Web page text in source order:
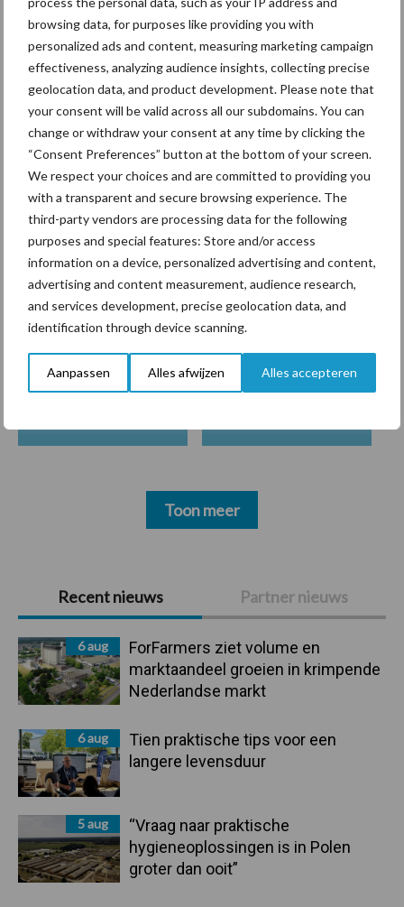
browsing data, for purposes like providing you with
personalized ads and content, measuring marketing campaign
effectiveness, analyzing audience insights, collecting precise
geolocation data, and product development. Please note that
your consent will be valid across all our subdomains. You can
change or withdraw your consent at any time by clicking the
“Consent Preferences” button at the bottom of your screen.
We respect your choices and are committed to providing you
with a transparent and secure browsing experience. The
third-party vendors are processing data for the following
purposes and special features: Store and/or access
information on a device, personalized advertising and content,
advertising and content measurement, audience research,
and services development, precise geolocation data, and
identification through device scanning.
Aanpassen Alles afwijzen Alles accepteren
Primaire
Sidebar
Recent nieuws Partner nieuws
6 aug
ForFarmers ziet volume en
marktaandeel groeien in krimpende
Nederlandse markt
6 aug
Tien praktische tips voor een
langere levensduur
5 aug
“Vraag naar praktische
hygieneoplossingen is in Polen
groter dan ooit”
“Vraag naar praktische
hygieneoplossingen is in
Polen groter dan ooit”
Themapagina's
Diergezondheid Bemesting Fokkerij
Bedrijfsnieuws
Ligbox &
Toon meer